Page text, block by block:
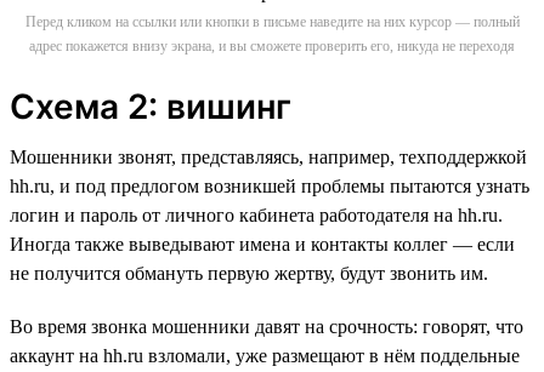
Перед кликом на ссылки или кнопки в письме наведите на них курсор — полный
адрес покажется внизу экрана, и вы сможете проверить его, никуда не переходя
Схема 2: вишинг
Мошенники звонят, представляясь, например, техподдержкой
hh.ru, и под предлогом возникшей проблемы пытаются узнать
логин и пароль от личного кабинета работодателя на hh.ru.
Иногда также выведывают имена и контакты коллег — если
не получится обмануть первую жертву, будут звонить им.
Во время звонка мошенники давят на срочность: говорят, что
аккаунт на hh.ru взломали, уже размещают в нём поддельные